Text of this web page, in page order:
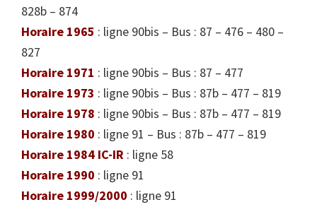
828b – 874
Horaire 1965 : ligne 90bis – Bus : 87 – 476 – 480 –
827
Horaire 1971 : ligne 90bis – Bus : 87 – 477
Horaire 1973 : ligne 90bis – Bus : 87b – 477 – 819
Horaire 1978 : ligne 90bis – Bus : 87b – 477 – 819
Horaire 1980 : ligne 91 – Bus : 87b – 477 – 819
Horaire 1984 IC-IR : ligne 58
Horaire 1990 : ligne 91
Horaire 1999/2000 : ligne 91